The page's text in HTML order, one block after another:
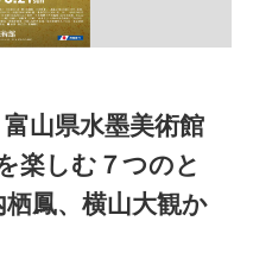
富山県水墨美術館
楽しむ７つのと
鳳、横山大観か